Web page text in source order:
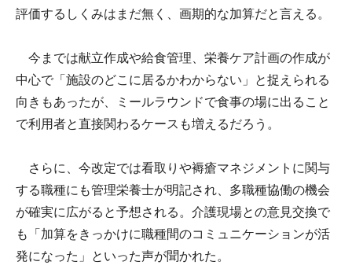
評価するしくみはまだ無く、画期的な加算だと言える。
今までは献立作成や給食管理、栄養ケア計画の作成が
中心で「施設のどこに居るかわからない」と捉えられる
向きもあったが、ミールラウンドで食事の場に出ること
で利用者と直接関わるケースも増えるだろう。
さらに、今改定では看取りや褥瘡マネジメントに関与
する職種にも管理栄養士が明記され、多職種協働の機会
が確実に広がると予想される。介護現場との意見交換で
も「加算をきっかけに職種間のコミュニケーションが活
発になった」といった声が聞かれた。